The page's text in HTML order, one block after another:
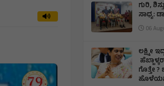
ಗುರಿ,
ಸಾಧ್ಯ:
06
ಲಕ್ಷ್ಮೀ
ಗೊತ್ತೇ